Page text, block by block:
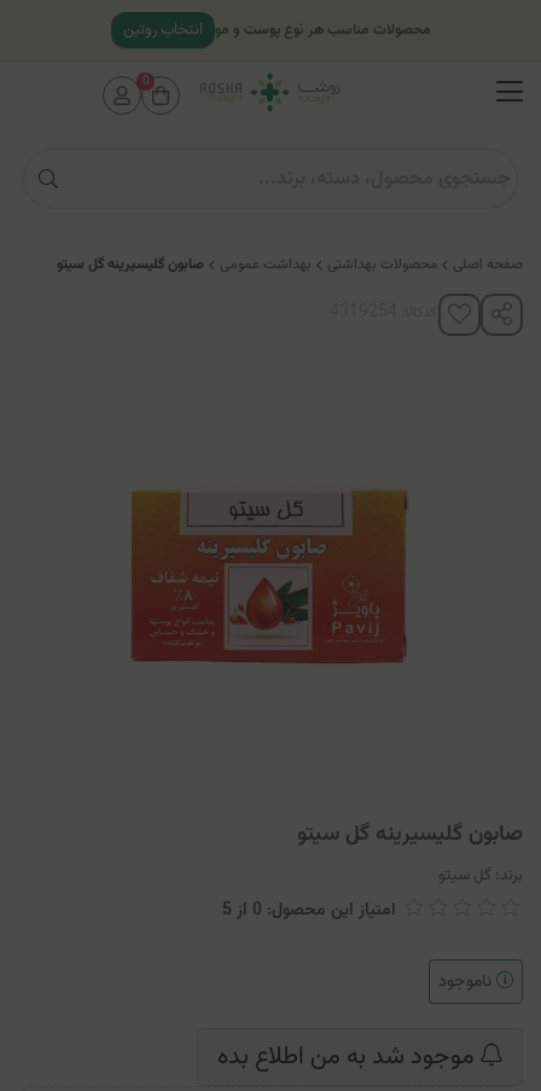
صفحه اصلی محصولات بهداشتی بهداشت عمومی صابون گلیسیرینه گل سیتو
صابون گلیسیرینه گل سیتو
برند: گل سیتو
امتیاز این محصول: 0 از 5
ناموجود
موجود شد به من اطلاع بده
محصولات مناسب هر نوع پوست و مو انتخاب روتین
0